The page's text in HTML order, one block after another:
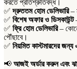
করতে প্রতিশ্রুতিবদ্ধ।
✅দ্রুততম হোম ডেলিভারি–
✅ বিশেষ অফার ও ডিসকাউন্ট
✅ ফ্রি হোম ডেলিভারি–
পৌঁছাবে।
✅ নিয়মিত কাস্টমারদের
📢 আজই অর্ডার করুন এবং